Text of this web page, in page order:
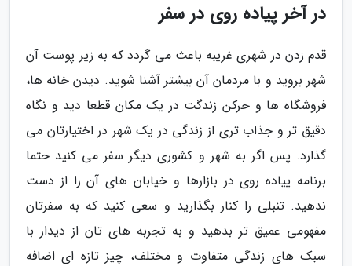
در آخر پیاده روی در سفر
قدم زدن در شهری غریبه باعث می گردد که به زیر پوست آن
شهر بروید و با مردمان آن بیشتر آشنا شوید. دیدن خانه ها،
فروشگاه ها و حرکن زندگت در یک مکان قطعا دید و نگاه
دقیق تر و جذاب تری از زندگی در یک شهر در اختیارتان می
گذارد. پس اگر به شهر و کشوری دیگر سفر می کنید حتما
برنامه پیاده روی در بازارها و خیابان های آن را از دست
ندهید. تنبلی را کنار بگذارید و سعی کنید که به سفرتان
مفهومی عمیق تر بدهید و به تجربه های تان از دیدار با
سبک های زندگی متفاوت و مختلف، چیز تازه ای اضافه